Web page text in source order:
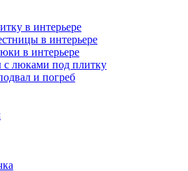
в интерьере
в интерьере
в интерьере
с люками под плитку
и погреб